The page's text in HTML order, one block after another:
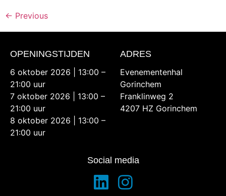
← Previous
OPENINGSTIJDEN
6 oktober 2026 | 13:00 –
21:00 uur
7 oktober 2026 | 13:00 –
21:00 uur
8 oktober 2026 | 13:00 –
21:00 uur
ADRES
Evenementenhal
Gorinchem
Franklinweg 2
4207 HZ Gorinchem
Social media